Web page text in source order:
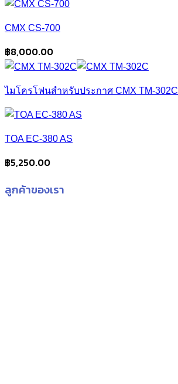
CMX CS-700
฿8,000.00
ไมโครโฟนสำหรับประกาศ CMX TM-302C
TOA EC-380 AS
฿5,250.00
ลูกค้าของเรา